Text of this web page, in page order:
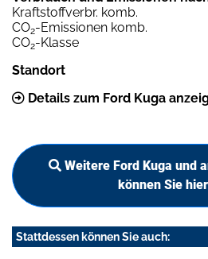
Kraftstoffverbr. komb.
CO2-Emissionen komb.
CO2-Klasse
Standort
Details zum Ford Kuga
Weitere Ford Kuga und
können Sie
Stattdessen können Sie auch: